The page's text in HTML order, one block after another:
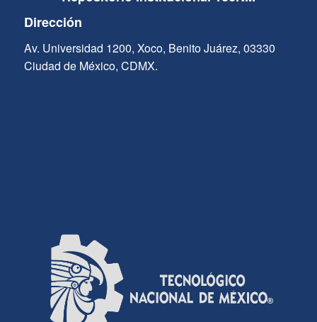
Dirección
Av. Universidad 1200, Xoco, Benito Juárez, 03330
Ciudad de México, CDMX.